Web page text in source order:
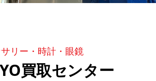
リー・時計・眼鏡
買取センター